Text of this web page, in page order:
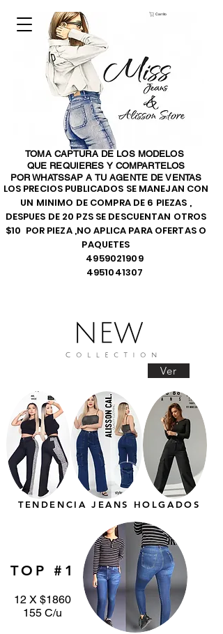
LOS PRECIOS PUBLICADOS SE MANEJAN CON
UN MINIMO DE COMPRA DE 6 PIEZAS ,
DESPUES DE 20 PZS SE DESCUENTAN OTROS
$10 POR PIEZA ,NO APLICA PARA OFERTAS O
PAQUETES
4959021909
4951041307
Ver
TOMA CAPTURA DE LOS MODELOS
QUE REQUIERES Y COMPARTELOS
POR WHATSSAP A TU AGENTE DE VENTAS
Carrito
TENDENCIA JEANS HOLGADOS
12 X $1860
155 C/u
TOP #1